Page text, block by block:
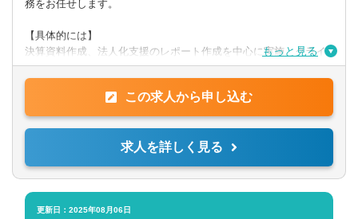
・Word、Evcel、Powerpoint
◎求める人物像
上記スキル等を有し、自立して前向きに取り組むことができる
方。
第一次産業への熱い思いを持った方は歓迎します。
務をお任せします。
【具体的には】
決算資料作成、法人化支援のレポート作成を中心に実施。クライ
アントへ訪問し、ヒアリング、経営課題解決に向けたサポートを
行います。
提供サービス
帳簿/試算表/決算書作成の代行、法人化支援と財務分析、事業or投
計画書の作成支援、事業承継プランの立案支援 ほか
もっと見る
この求人から申し込む
求人を詳しく見る
更新日：2025年08月06日